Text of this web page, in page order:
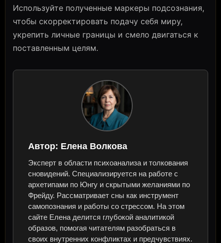
Используйте полученные маркеры подсознания,
чтобы скорректировать подачу себя миру,
укрепить личные границы и смело двигаться к
поставленным целям.
Автор: Елена Волкова
Эксперт в области психоанализа и толкования
сновидений. Специализируется на работе с
архетипами по Юнгу и скрытыми желаниями по
Фрейду. Рассматривает сны как инструмент
самопознания и работы со стрессом. На этом
сайте Елена делится глубокой аналитикой
образов, помогая читателям разобраться в
своих внутренних конфликтах и предчувствиях.